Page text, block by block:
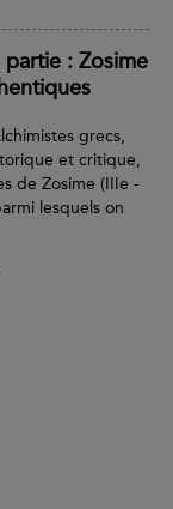
partie : Zosime
grecs,
et critique,
de Zosime (IIIe -
lesquels on